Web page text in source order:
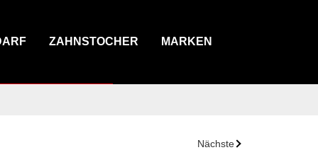
ZAHNSTOCHER MARKEN
Nächste